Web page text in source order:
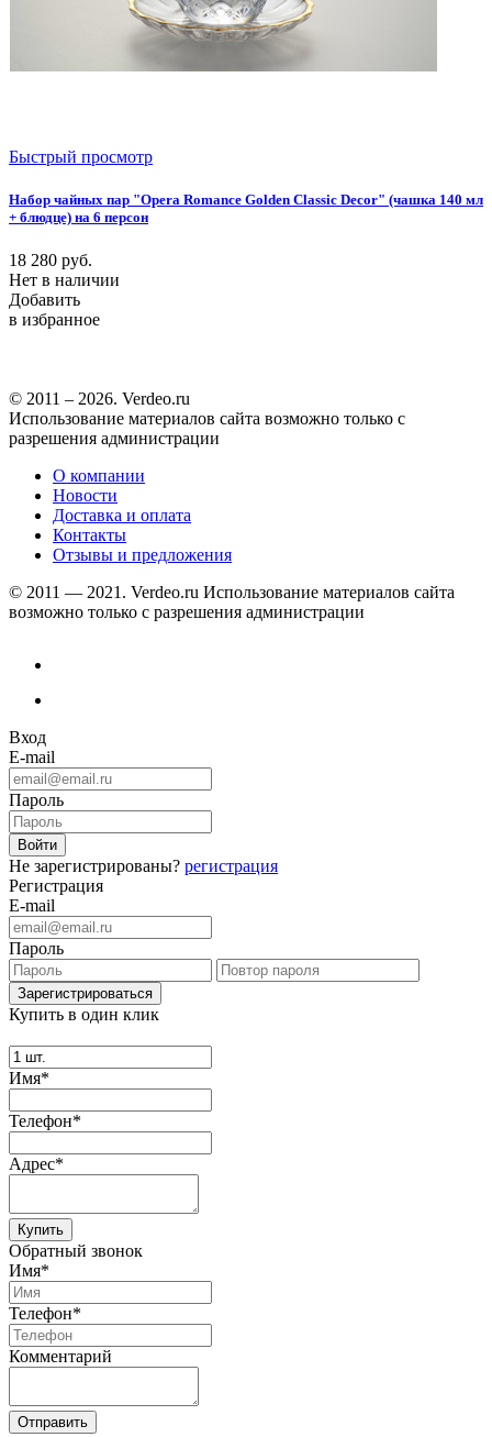
Быстрый просмотр
Набор чайных пар "Opera Romance Golden Classic Decor" (чашка 140 мл
+ блюдце) на 6 персон
18 280 руб.
Нет в наличии
Добавить
в избранное
© 2011 – 2026. Verdeo.ru
Использование материалов сайта возможно только с
разрешения администрации
О компании
Новости
Доставка и оплата
Контакты
Отзывы и предложения
© 2011 — 2021. Verdeo.ru Использование материалов сайта
возможно только с разрешения администрации
Вход
E-mail
Пароль
Не зарегистрированы? регистрация
Регистрация
E-mail
Пароль
Купить в один клик
Имя*
Телефон*
Адрес*
Купить
Обратный звонок
Имя*
Телефон*
Комментарий
Отправить